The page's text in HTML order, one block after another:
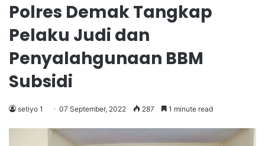
Polres Demak Tangkap
Pelaku Judi dan
Penyalahgunaan BBM
Subsidi
setiyo 1 07 September, 2022 287 1 minute read